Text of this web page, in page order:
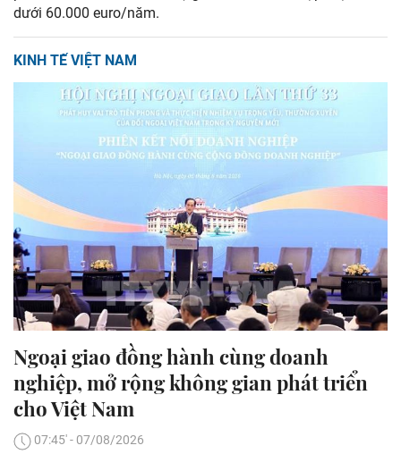
dưới 60.000 euro/năm.
KINH TẾ VIỆT NAM
Ngoại giao đồng hành cùng doanh
nghiệp, mở rộng không gian phát triển
cho Việt Nam
07:45' - 07/08/2026